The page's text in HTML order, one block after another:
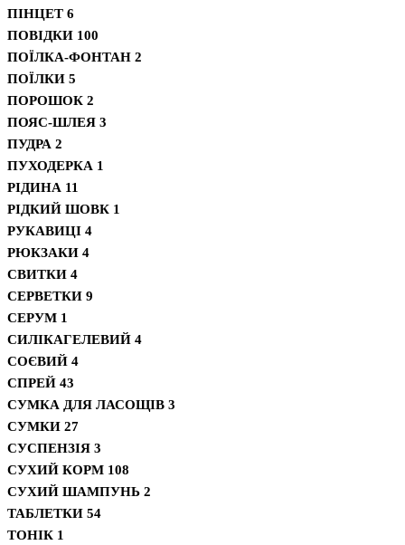
ПІНЦЕТ 6
ПОВІДКИ 100
ПОЇЛКА-ФОНТАН 2
ПОЇЛКИ 5
ПОРОШОК 2
ПОЯС-ШЛЕЯ 3
ПУДРА 2
ПУХОДЕРКА 1
РІДИНА 11
РІДКИЙ ШОВК 1
РУКАВИЦІ 4
РЮКЗАКИ 4
СВИТКИ 4
СЕРВЕТКИ 9
СЕРУМ 1
СИЛІКАГЕЛЕВИЙ 4
СОЄВИЙ 4
СПРЕЙ 43
СУМКА ДЛЯ ЛАСОЩІВ 3
СУМКИ 27
СУСПЕНЗІЯ 3
СУХИЙ КОРМ 108
СУХИЙ ШАМПУНЬ 2
ТАБЛЕТКИ 54
ТОНІК 1